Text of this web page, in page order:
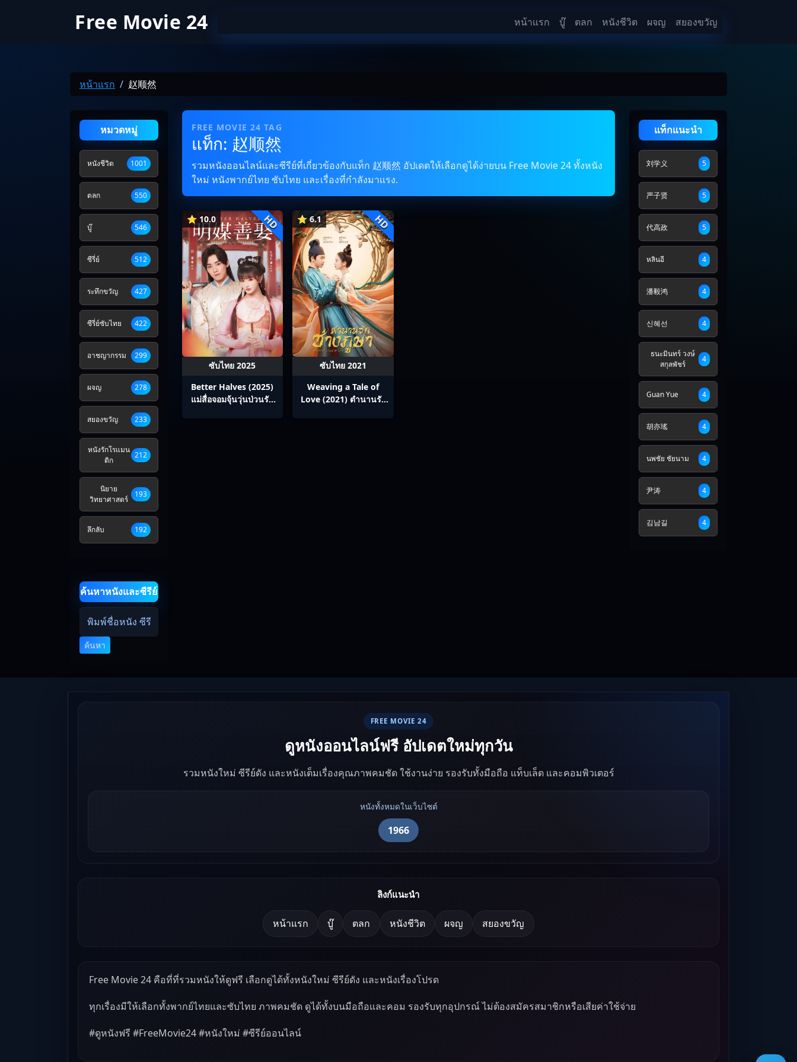
Free Movie 24 หน้าแรก บู๊ ตลก หนังชีวิต ผจญ สยองขวัญ
หน้าแรก 赵顺然
หมวดหมู่
หนังชีวิต 1001
ตลก 550
บู๊ 546
ซีรี่ย์ 512
ระทึกขวัญ 427
ซีรี่ย์ซับไทย 422
อาชญากรรม 299
ผจญ 278
สยองขวัญ 233
หนังรักโรแมน
ติก
212
นิยาย
วิทยาศาสตร์
193
ลึกลับ 192
ค้นหาหนังและซีรีย์
ค้นหา
FREE MOVIE 24 TAG
แท็ก: 赵顺然
รวมหนังออนไลน์และซีรีย์ที่เกี่ยวข้องกับแท็ก 赵顺然 อัปเดตให้เลือกดูได้ง่ายบน Free Movie 24 ทั้งหนัง
ใหม่ หนังพากย์ไทย ซับไทย และเรื่องที่กำลังมาแรง.
⭐ 10.0 HD
ซับไทย 2025
Better Halves (2025)
แม่สื่อจอมจุ้นวุ่นป่วนรัก
⭐ 6.1 HD
ซับไทย 2021
Weaving a Tale of
Love (2021) ตำนานรัก
แท็กแนะนำ
刘学义 5
严子贤 5
代高政 5
หลินอี 4
潘毅鸿 4
신혜선 4
ธนะมินทร์ วงษ์
สกุลพัชร์
4
Guan Yue 4
胡亦瑤 4
นพชัย ชัยนาม 4
尹涛 4
김남길 4
FREE MOVIE 24
ดูหนังออนไลน์ฟรี อัปเดตใหม่ทุกวัน
รวมหนังใหม่ ซีรีย์ดัง และหนังเต็มเรื่องคุณภาพคมชัด ใช้งานง่าย รองรับทั้งมือถือ แท็บเล็ต และคอมพิวเตอร์
หนังทั้งหมดในเว็บไซต์
1966
ลิงก์แนะนำ
หน้าแรก บู๊ ตลก หนังชีวิต ผจญ สยองขวัญ
Free Movie 24 คือที่ที่รวมหนังให้ดูฟรี เลือกดูได้ทั้งหนังใหม่ ซีรีย์ดัง และหนังเรื่องโปรด
ทุกเรื่องมีให้เลือกทั้งพากย์ไทยและซับไทย ภาพคมชัด ดูได้ทั้งบนมือถือและคอม รองรับทุกอุปกรณ์ ไม่ต้องสมัครสมาชิกหรือเสียค่าใช้จ่าย
#ดูหนังฟรี #FreeMovie24 #หนังใหม่ #ซีรีย์ออนไลน์